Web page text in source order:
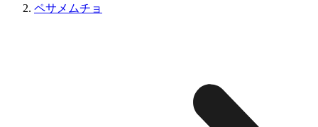
ペサメムチョ